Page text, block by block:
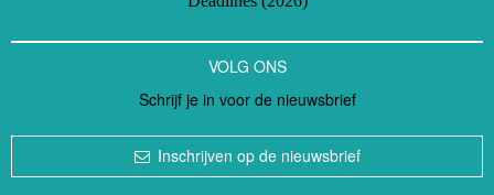
VOLG ONS
Schrijf je in voor de nieuwsbrief
Inschrijven op de nieuwsbrief